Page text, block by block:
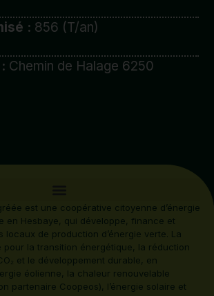
: 856 (T/an)
Chemin de Halage 6250
est une coopérative citoyenne d’énergie
en Hesbaye, qui développe, finance et
locaux de production d’énergie verte. La
la transition énergétique, la réduction
et le développement durable, en
éolienne, la chaleur renouvelable
partenaire Coopeos), l’énergie solaire et